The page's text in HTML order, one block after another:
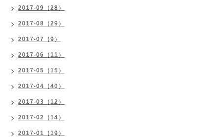
2017-09（28）
2017-08（29）
2017-07（9）
2017-06（11）
2017-05（15）
2017-04（40）
2017-03（12）
2017-02（14）
2017-01（19）